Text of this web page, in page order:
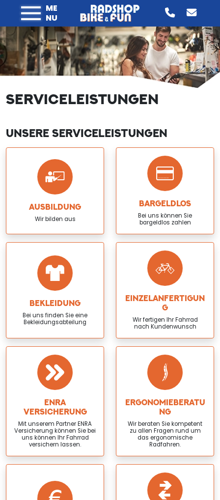
ME
NU
SERVICELEISTUNGEN
UNSERE SERVICELEISTUNGEN
AUSBILDUNG
Wir bilden aus
BARGELDLOS
Bei uns können Sie
bargeldlos zahlen
BEKLEIDUNG
Bei uns finden Sie eine
Bekleidungsabteilung
EINZELANFERTIGUN
G
Wir fertigen Ihr Fahrrad
nach Kundenwunsch
ENRA
VERSICHERUNG
Mit unserem Partner ENRA
Versicherung können Sie bei
uns können Ihr Fahrrad
versichern lassen.
ERGONOMIEBERATU
NG
Wir beraten Sie kompetent
zu allen Fragen rund um
das ergonomische
Radfahren.